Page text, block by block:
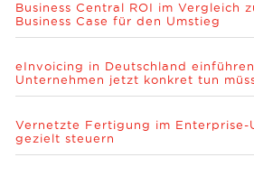
Business Central ROI im Vergleich
Business Case für den Umstieg
eInvoicing in Deutschland
Unternehmen jetzt konkret tun
Vernetzte Fertigung im Enterprise-
gezielt steuern